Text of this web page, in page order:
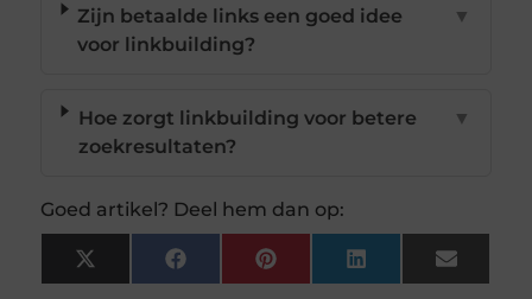
Zijn betaalde links een goed idee
voor linkbuilding?
▼
Hoe zorgt linkbuilding voor betere
zoekresultaten?
▼
Goed artikel? Deel hem dan op:
X
(Twitter)
FacebookPinterestLinkedInEmail